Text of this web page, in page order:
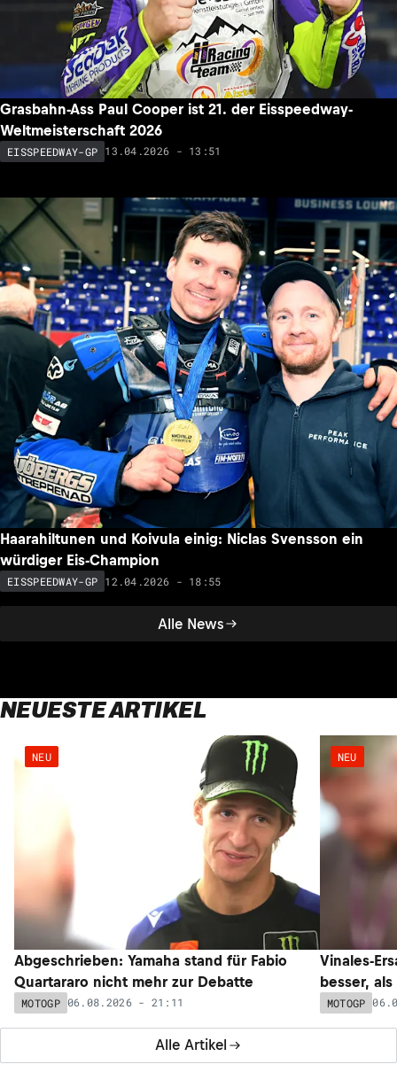
Alle News
Grasbahn-Ass Paul Cooper ist 21. der Eisspeedway-
Weltmeisterschaft 2026
EISSPEEDWAY-GP 13.04.2026 - 13:51
Haarahiltunen und Koivula einig: Niclas Svensson ein
würdiger Eis-Champion
EISSPEEDWAY-GP 12.04.2026 - 18:55
NEUESTE ARTIKEL
Alle Artikel
NEU
Abgeschrieben: Yamaha stand für Fabio
Quartararo nicht mehr zur Debatte
MOTOGP 06.08.2026 - 21:11
NEU
Vinales-
besser,
MOTOGP